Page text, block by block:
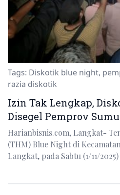
Tags: Diskotik blue night,
razia diskotik
Izin Tak Lengkap,
Disegel Pemprov
Harianbisnis.com, Langkat-
(THM) Blue Night di
Langkat, pada Sabtu (1/11/